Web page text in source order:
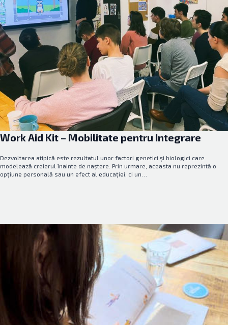
Work Aid Kit – Mobilitate pentru Integrare
Dezvoltarea atipică este rezultatul unor factori genetici și biologici care
modelează creierul înainte de naștere. Prin urmare, aceasta nu reprezintă o
opțiune personală sau un efect al educației, ci un…